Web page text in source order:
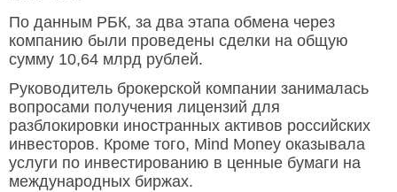
По данным РБК, за два этапа обмена через
компанию были проведены сделки на общую
сумму 10,64 млрд рублей.
Руководитель брокерской компании занималась
вопросами получения лицензий для
разблокировки иностранных активов российских
инвесторов. Кроме того, Mind Money оказывала
услуги по инвестированию в ценные бумаги на
международных биржах.